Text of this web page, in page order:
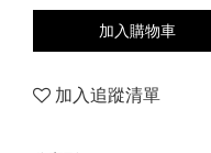
加入購物車
加入追蹤清單